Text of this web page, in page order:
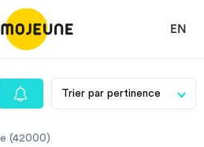
EN
COMPTE
(42000)